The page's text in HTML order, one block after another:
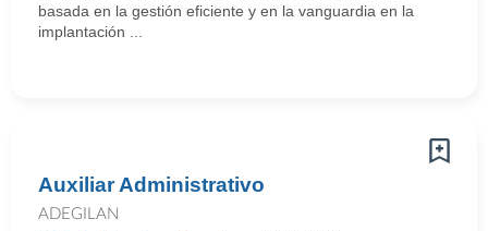
basada en la gestión eficiente y en la vanguardia en la
implantación ...
Auxiliar Administrativo
ADEGILAN